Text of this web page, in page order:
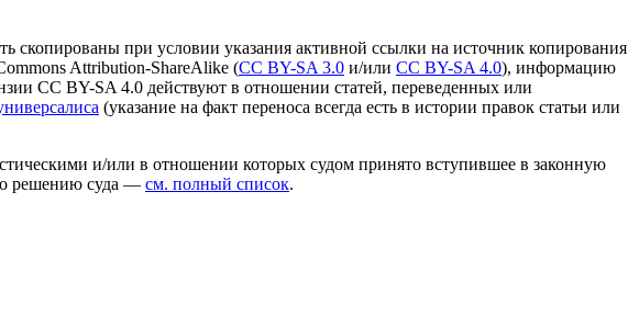
скопированы при условии указания активной ссылки на источник копирования
Attribution-ShareAlike (CC BY-SA 3.0 и/или CC BY-SA 4.0), информацию
CC BY-SA 4.0 действуют в отношении статей, переведенных или
(указание на факт переноса всегда есть в истории правок статьи или
и/или в отношении которых судом принято вступившее в законную
решению суда — см. полный список.